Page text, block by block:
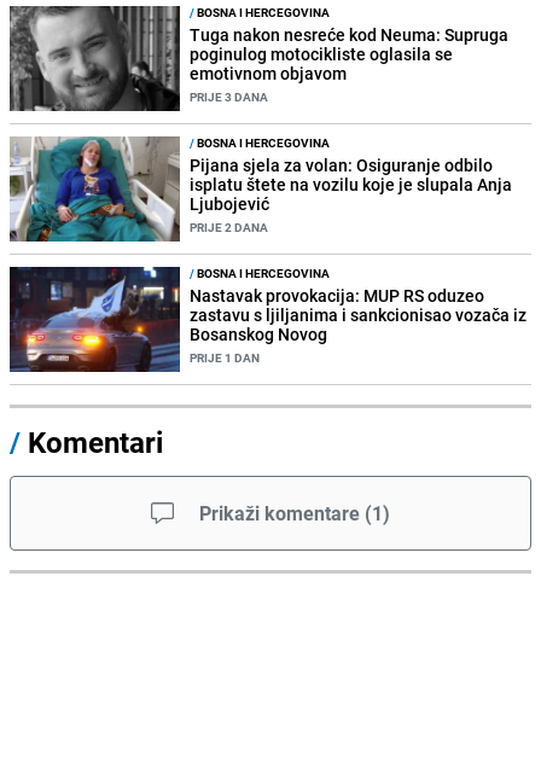
/BOSNA I HERCEGOVINA
Tuga nakon nesreće kod Neuma: Supruga
poginulog motocikliste oglasila se
emotivnom objavom
PRIJE 3 DANA
/BOSNA I HERCEGOVINA
Pijana sjela za volan: Osiguranje odbilo
isplatu štete na vozilu koje je slupala Anja
Ljubojević
PRIJE 2 DANA
/BOSNA I HERCEGOVINA
Nastavak provokacija: MUP RS oduzeo
zastavu s ljiljanima i sankcionisao vozača iz
Bosanskog Novog
PRIJE 1 DAN
/ Komentari
Prikaži komentare (1)